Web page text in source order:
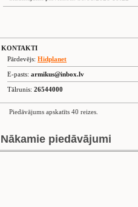
KONTAKTI
Pārdevējs: Hidplanet
E-pasts: armikus@inbox.lv
Tālrunis: 26544000
Piedāvājums apskatīts 40 reizes.
Nākamie piedāvājumi